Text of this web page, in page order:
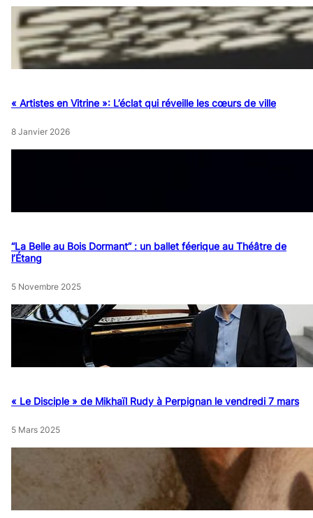
« Artistes en Vitrine »: L’éclat qui réveille les cœurs de ville
8 Janvier 2026
“La Belle au Bois Dormant” : un ballet féerique au Théâtre de
l’Étang
5 Novembre 2025
« Le Disciple » de Mikhaïl Rudy à Perpignan le vendredi 7 mars
5 Mars 2025